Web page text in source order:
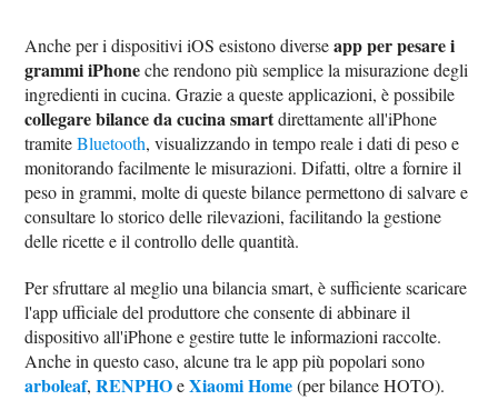
Anche per i dispositivi iOS esistono diverseapp per pesare i
grammi iPhoneche rendono più semplice la misurazione degli
ingredienti in cucina. Grazie a queste applicazioni, è possibile
collegare bilance da cucina smartdirettamente all'iPhone
tramiteBluetooth, visualizzando in tempo reale i dati di peso e
monitorando facilmente le misurazioni. Difatti, oltre a fornire il
peso in grammi, molte di queste bilance permettono di salvare e
consultare lo storico delle rilevazioni, facilitando la gestione
delle ricette e il controllo delle quantità.
Per sfruttare al meglio una bilancia smart, è sufficiente scaricare
l'app ufficiale del produttore che consente di abbinare il
dispositivo all'iPhone e gestire tutte le informazioni raccolte.
Anche in questo caso, alcune tra le app più popolari sono
arboleaf,RENPHOeXiaomi Home(per bilance HOTO).